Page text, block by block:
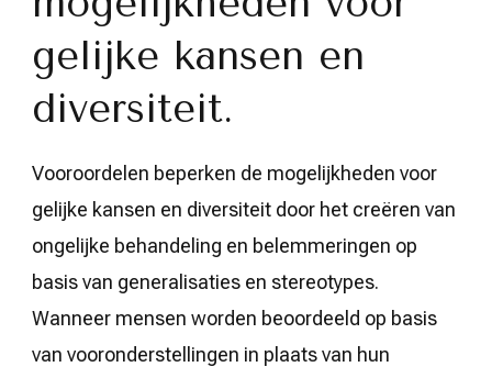
gelijke kansen en
diversiteit.
Vooroordelen beperken de mogelijkheden voor
gelijke kansen en diversiteit door het creëren van
ongelijke behandeling en belemmeringen op
basis van generalisaties en stereotypes.
Wanneer mensen worden beoordeeld op basis
van vooronderstellingen in plaats van hun